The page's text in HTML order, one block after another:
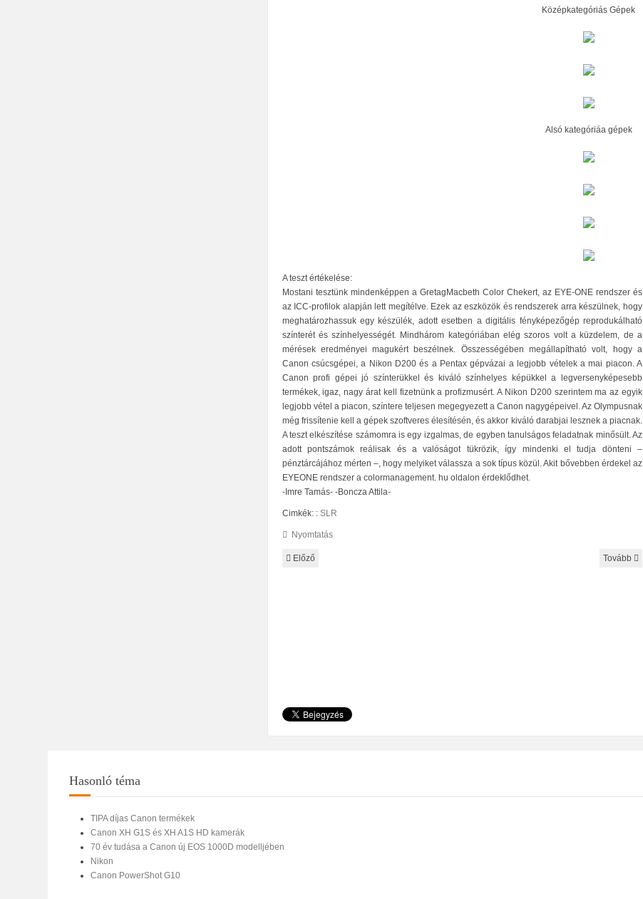
Középkategóriás Gépek
Alsó kategóriáa gépek
A teszt értékelése:
Mostani tesztünk mindenképpen a GretagMacbeth Color Chekert, az EYE-ONE rendszer és
az ICC-profilok alapján lett megítélve. Ezek az eszközök és rendszerek arra készülnek, hogy
meghatározhassuk egy készülék, adott esetben a digitális fényképezőgép reprodukálható
színterét és színhelyességét. Mindhárom kategóriában elég szoros volt a küzdelem, de a
mérések eredményei magukért beszélnek. Összességében megállapítható volt, hogy a
Canon csúcsgépei, a Nikon D200 és a Pentax gépvázai a legjobb vételek a mai piacon. A
Canon profi gépei jó színterükkel és kiváló színhelyes képükkel a legversenyképesebb
termékek, igaz, nagy árat kell fizetnünk a profizmusért. A Nikon D200 szerintem ma az egyik
legjobb vétel a piacon, színtere teljesen megegyezett a Canon nagygépeivel. Az Olympusnak
még frissítenie kell a gépek szoftveres élesítésén, és akkor kiváló darabjai lesznek a piacnak.
A teszt elkészítése számomra is egy izgalmas, de egyben tanulságos feladatnak minősült. Az
adott pontszámok reálisak és a valóságot tükrözik, így mindenki el tudja dönteni –
pénztárcájához mérten –, hogy melyiket válassza a sok típus közül. Akit bővebben érdekel az
EYEONE rendszer a colormanagement. hu oldalon érdeklődhet.
-Imre Tamás- -Boncza Attila-
Cimkék: : SLR
Nyomtatás
Előző Tovább
Hasonló téma
TIPA díjas Canon termékek
Canon XH G1S és XH A1S HD kamerák
70 év tudása a Canon új EOS 1000D modelljében
Nikon
Canon PowerShot G10